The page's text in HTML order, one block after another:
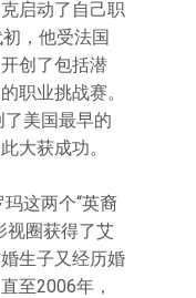
启动了自己职
，他受法国
创了包括潜
职业挑战赛。
美国最早的
大获成功。
这两个“英裔
视圈获得了艾
生子又经历婚
至2006年，